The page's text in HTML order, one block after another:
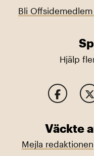
Bli
Hjälp
Väckte
Mejla redaktionen